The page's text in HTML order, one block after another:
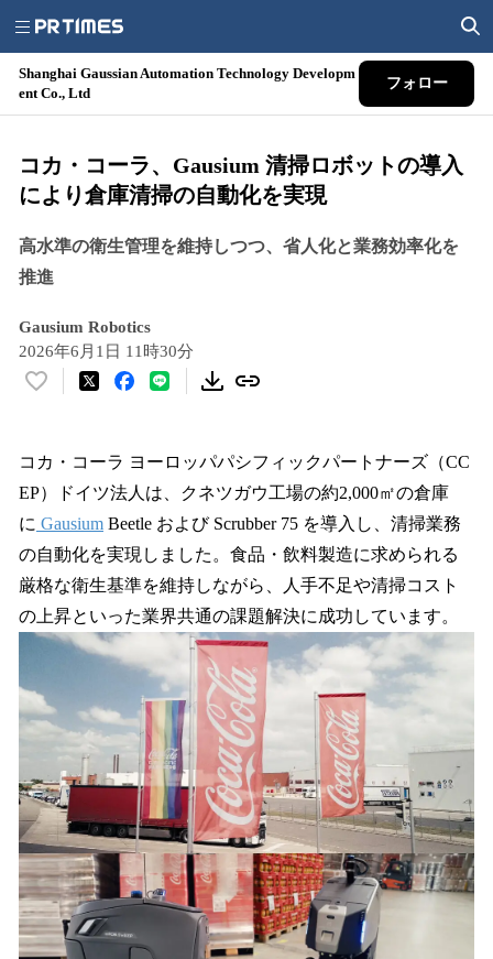
Shanghai Gaussian Automation Technology Developm
ent Co., Ltd
フォロー
コカ・コーラ、Gausium 清掃ロボットの導入
により倉庫清掃の自動化を実現
高水準の衛生管理を維持しつつ、省人化と業務効率化を
推進
Gausium Robotics
2026年6月1日 11時30分
い
！
数
を
読
み
込
み
中
で
コカ・コーラ ヨーロッパパシフィックパートナーズ（CC
EP）ドイツ法人は、クネツガウ工場の約2,000㎡の倉庫
に Gausium Beetle および Scrubber 75 を導入し、清掃業務
の自動化を実現しました。食品・飲料製造に求められる
厳格な衛生基準を維持しながら、人手不足や清掃コスト
の上昇といった業界共通の課題解決に成功しています。